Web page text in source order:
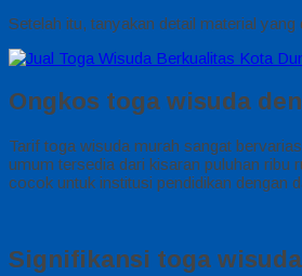
Setelah itu, tanyakan detail material
Ongkos toga wisuda
Tarif toga wisuda murah sangat
umum tersedia dari kisaran puluhan ribu
cocok untuk institusi pendidikan dengan
Signifikansi toga